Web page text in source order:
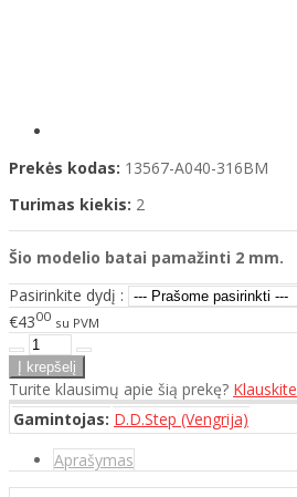
Prekės kodas: 13567-A040-316BM
Turimas kiekis: 2
Šio modelio batai pamažinti 2 mm.
Pasirinkite dydį :
€4300 su PVM
Turite klausimų apie šią prekę? Klauskite
Gamintojas: D.D.Step (Vengrija)
Aprašymas